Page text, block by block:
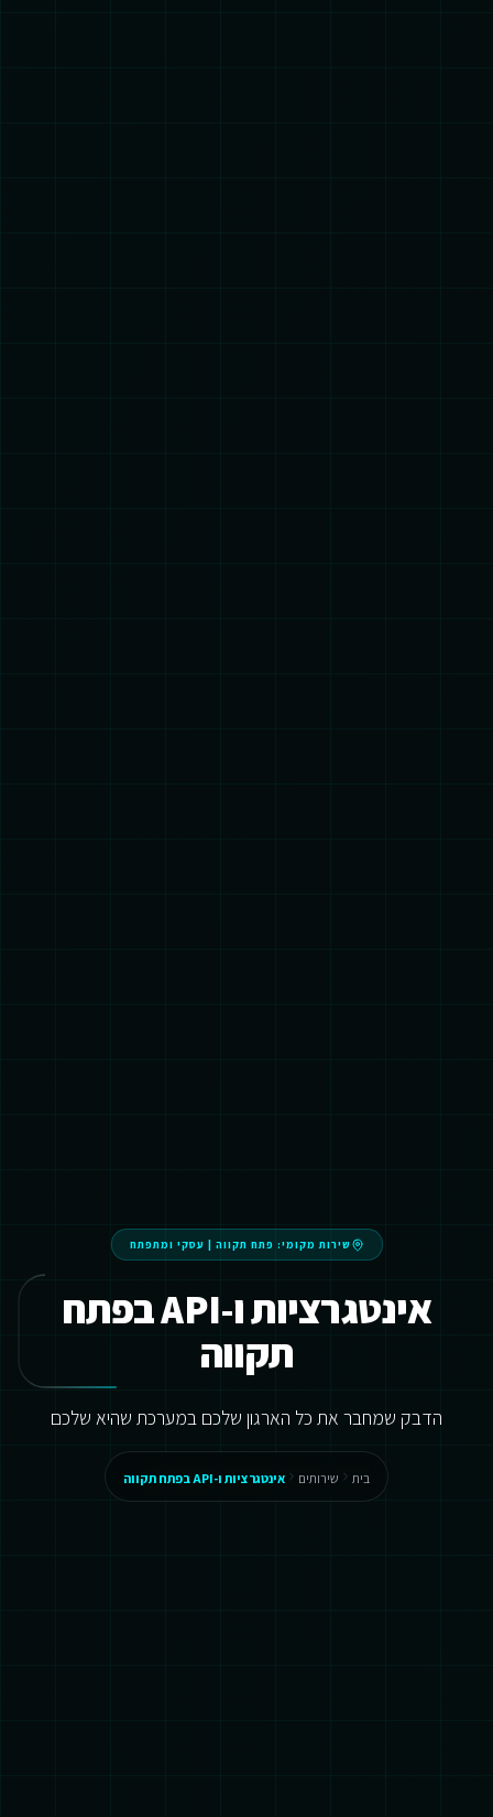
שירות מקומי: פתח תקווה | עסקי ומתפתח
אינטגרציות ו-API בפתח
תקווה
הדבק שמחבר את כל הארגון שלכם במערכת שהיא שלכם
בית שירותים אינטגרציות ו-API בפתח תקווה